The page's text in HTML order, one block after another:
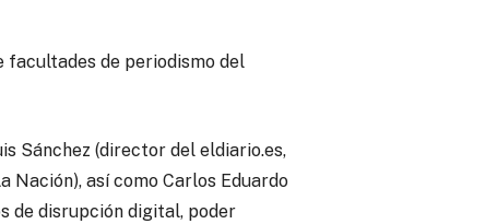
facultades de periodismo del
Sánchez (director del eldiario.es,
Nación), así como Carlos Eduardo
de disrupción digital, poder